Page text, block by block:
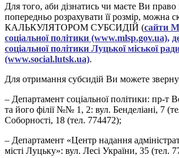
Для того, аби дізнатись чи маєте Ви право
попередньо розрахувати її розмір, можна
КАЛЬКУЛЯТОРОМ СУБСИДІЙ (сайти
соціальної політики (www.mlsp.gov.ua),
соціальної політики Луцької міської
(www.social.lutsk.ua).
Для отримання субсидій Ви можете
– Департамент соціальної політики: пр-т
та його філії №№ 1, 2: вул. Бенделіані, 7
Соборності, 18 (тел. 774472);
– Департамент «Центр надання
місті Луцьку»: вул. Лесі України, 35 (тел.